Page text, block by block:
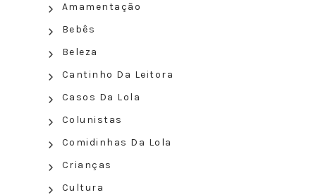
Amamentação
Bebês
Beleza
Cantinho Da Leitora
Casos Da Lola
Colunistas
Comidinhas Da Lola
Crianças
Cultura